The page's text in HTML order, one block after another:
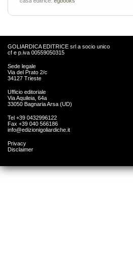
GOLIARDICA EDITRICE srl a socio unico
cf e p.iva 00559050315
Sede legale
Via del Prato 2/c
34127 Trieste
Ufficio editoriale
Via Aquileia, 64a
33050 Bagnaria Arsa (UD)
Tel +39 0432996122
Fax +39 040 566186
info@edizionigoliardiche.it
Privacy
Disclaimer